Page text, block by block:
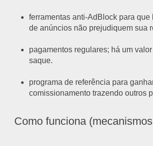
ferramentas anti-AdBlock para que
de anúncios não prejudiquem sua
pagamentos regulares; há um
saque.
programa de referência para
comissionamento trazendo outros
Como funciona